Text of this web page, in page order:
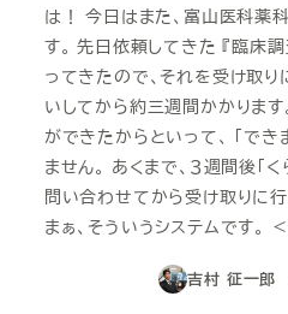
は！ 今日はまた、富山医科薬
す。 先日依頼してきた 『臨床
ってきたので、それを受け取り
いしてから約三週間かかります
ができたからといって、 「で
ません。 あくまで、３週間後「
問い合わせてから受け取りに
まぁ、そういうシステムです。
吉村 征一郎